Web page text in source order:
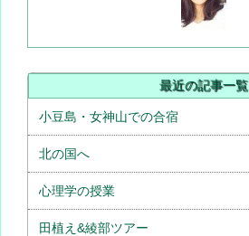
最近の記事一覧
小豆島・女神山での合宿
北の国へ
心理学の授業
田植え&綾部ツアー